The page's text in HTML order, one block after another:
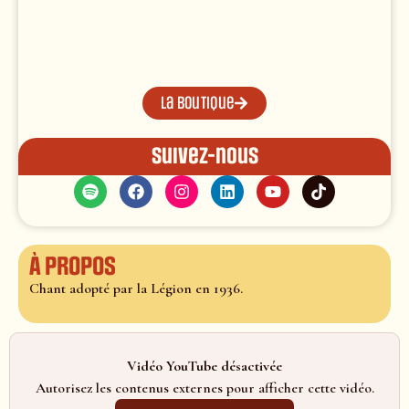
La boutique
Suivez-nous
À propos
Chant adopté par la Légion en 1936.
Vidéo YouTube désactivée
Autorisez les contenus externes pour afficher cette vidéo.